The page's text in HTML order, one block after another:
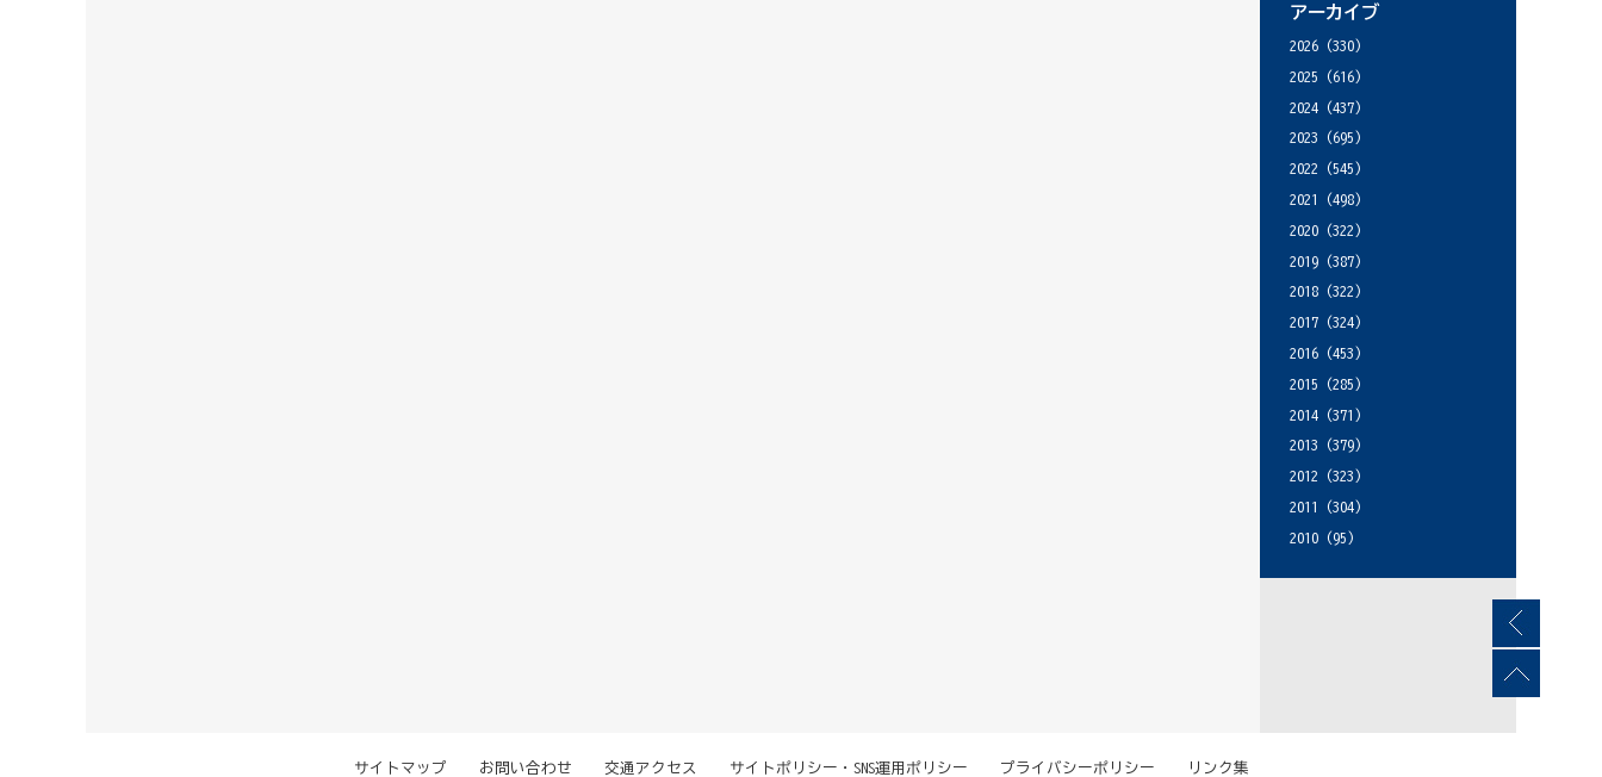
アーカイブ
2026 (330)
2025 (616)
2024 (437)
2023 (695)
2022 (545)
2021
(498)
2020 (322)
2019 (387)
2018 (322)
2017 (324)
2016 (453)
2015 (285)
2014 (371)
2013 (379)
2012 (323)
2011
(304)
2010 (95)
サイトマップ お問い合わせ 交通アクセス サイトポリシー・SNS運用ポリシー プライバシーポリシー リンク集